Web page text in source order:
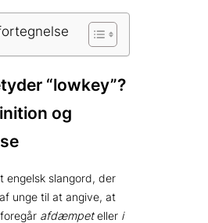
“lowkey”?
og
engelsk slangord, der
unge til at angive, at
afdæmpeteller i